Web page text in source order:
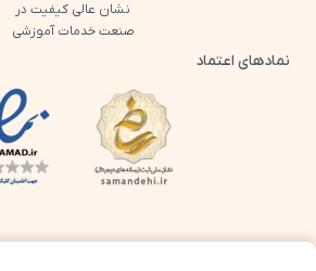
نشان عالی کیفیت در
صنعت خدمات آموزشی
نمادهای اعتماد